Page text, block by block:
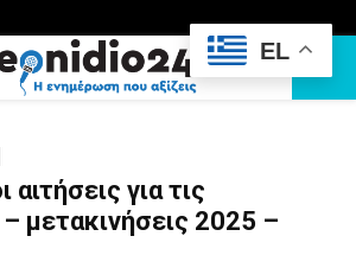
για τις
μετακινήσεις 2025 –
EL